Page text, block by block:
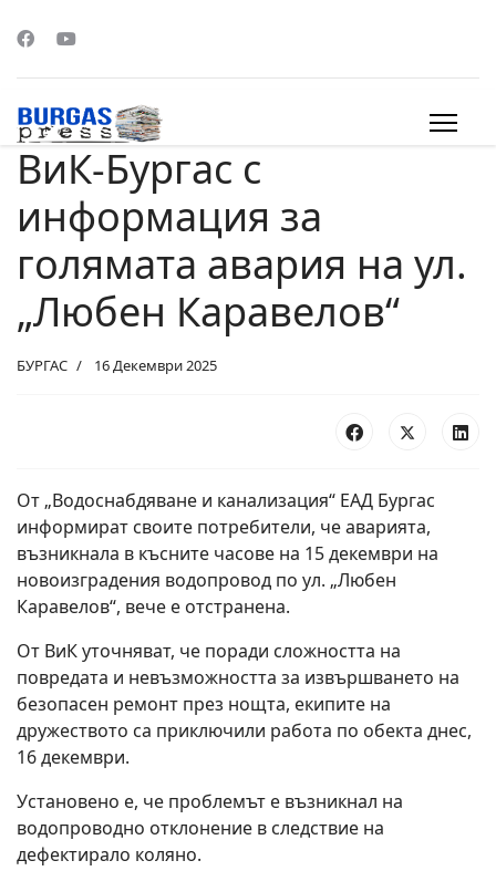
ВиК-Бургас с
информация за
голямата авария на ул.
„Любен Каравелов“
БУРГАС 16 Декември 2025
От „Водоснабдяване и канализация“ ЕАД Бургас
информират своите потребители, че аварията,
възникнала в късните часове на 15 декември на
новоизградения водопровод по ул. „Любен
Каравелов“, вече е отстранена.
От ВиК уточняват, че поради сложността на
повредата и невъзможността за извършването на
безопасен ремонт през нощта, екипите на
дружеството са приключили работа по обекта днес,
16 декември.
Установено е, че проблемът е възникнал на
водопроводно отклонение в следствие на
дефектирало коляно.